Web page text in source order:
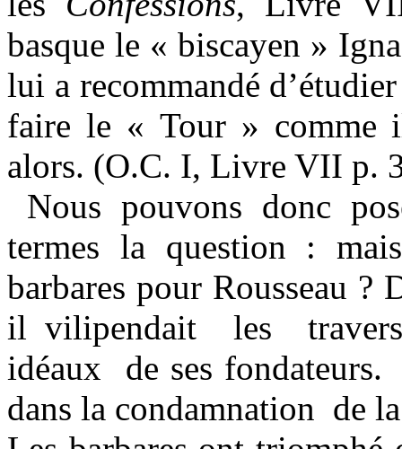
basque le « biscayen »
lui a recommandé
faire le « Tour » comme
alors. (O.C. I, Livre VII p.
Nous pouvons donc
termes la question :
barbares pour Rousseau ?
il vilipendait
les
idéaux
de ses fondateurs.
dans la condamnation de